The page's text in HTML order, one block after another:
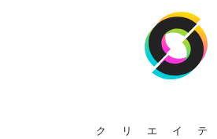
クリエイ